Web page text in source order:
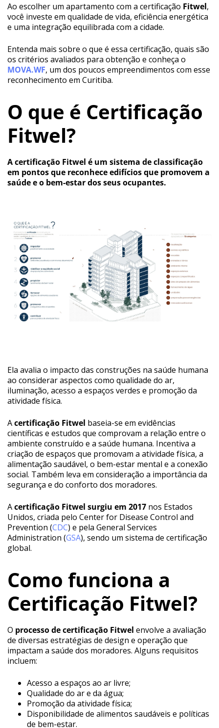
Ao escolher um apartamento com a certificação Fitwel,
você investe em qualidade de vida, eficiência energética
e uma integração equilibrada com a cidade.
Entenda mais sobre o que é essa certificação, quais são
os critérios avaliados para obtenção e conheça o
MOVA.WF, um dos poucos empreendimentos com esse
reconhecimento em Curitiba.
O que é Certificação
Fitwel?
A certificação Fitwel é um sistema de classificação
em pontos que reconhece edifícios que promovem a
saúde e o bem-estar dos seus ocupantes.
Ela avalia o impacto das construções na saúde humana
ao considerar aspectos como qualidade do ar,
iluminação, acesso a espaços verdes e promoção da
atividade física.
Acertificação Fitwel baseia-se em evidências
científicas e estudos que comprovam a relação entre o
ambiente construído e a saúde humana. Incentiva a
criação de espaços que promovam a atividade física, a
alimentação saudável, o bem-estar mental e a conexão
social. Também leva em consideração a importância da
segurança e do conforto dos moradores.
Acertificação Fitwel surgiu em 2017 nos Estados
Unidos, criada pelo Center for Disease Control and
Prevention (CDC) e pela General Services
Administration (GSA), sendo um sistema de certificação
global.
Como funciona a
Certificação Fitwel?
O processo de certificação Fitwel envolve a avaliação
de diversas estratégias de design e operação que
impactam a saúde dos moradores. Alguns requisitos
incluem:
Acesso a espaços ao ar livre;
Qualidade do ar e da água;
Promoção da atividade física;
Disponibilidade de alimentos saudáveis e políticas
de bem-estar.